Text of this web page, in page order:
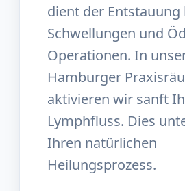
dient der Entstauung
Schwellungen und
Operationen. In
Hamburger
aktivieren wir sanft
Lymphfluss. Dies
Ihren natürlichen
Heilungsprozess.